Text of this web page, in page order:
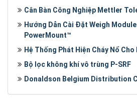
Cân Bàn Công Nghiệp Mettler
Hướng Dẫn Cài Đặt Weigh Module
PowerMount™
Hệ Thống Phát Hiện Cháy Nổ Cho
Bộ lọc không khí vô trùng P-SRF
Donaldson Belgium Distribution